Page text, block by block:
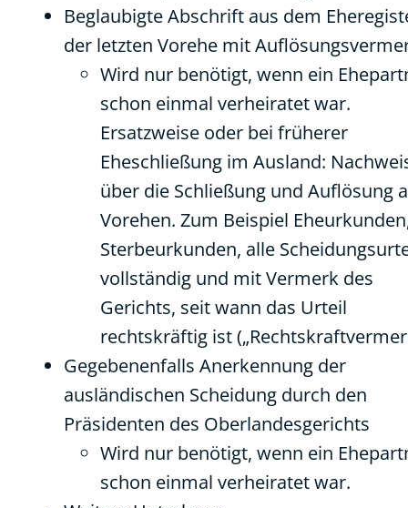
Beglaubigte Abschrift aus dem
der letzten Vorehe mit
Wird nur benötigt, wenn ein
schon einmal verheiratet war.
Ersatzweise oder bei früherer
Eheschließung im Ausland:
über die Schließung und Auflösung
Vorehen. Zum Beispiel
Sterbeurkunden, alle
vollständig und mit Vermerk des
Gerichts, seit wann das Urteil
rechtskräftig ist
Gegebenenfalls Anerkennung der
ausländischen Scheidung durch den
Präsidenten des Oberlandesgerichts
Wird nur benötigt, wenn ein
schon einmal verheiratet war.